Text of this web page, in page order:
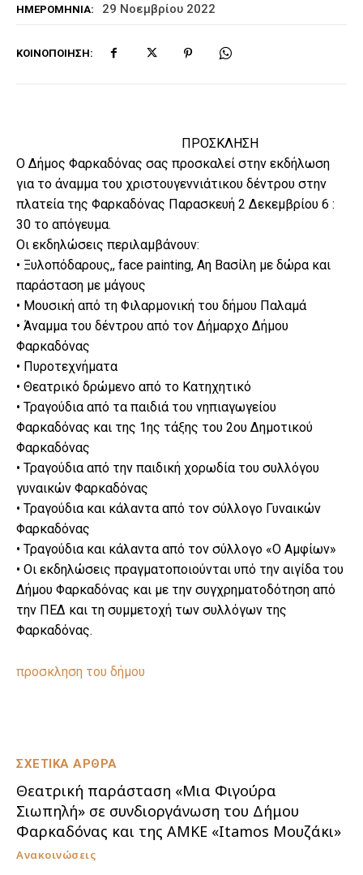
ΗΜΕΡΟΜΗΝΊΑ: 29 Νοεμβρίου 2022
ΚΟΙΝΟΠΟΊΗΣΗ:
ΣΧΕΤΙΚΑ ΑΡΘΡΑ
Θεατρική παράσταση «Μια Φιγούρα
Σιωπηλή» σε συνδιοργάνωση του Δήμου
Φαρκαδόνας και της ΑΜΚΕ «Itamos Μουζάκι»
Ανακοινώσεις
ΠΡΟΣΚΛΗΣΗ
Ο Δήμος Φαρκαδόνας σας προσκαλεί στην εκδήλωση
για το άναμμα του χριστουγεννιάτικου δέντρου στην
πλατεία της Φαρκαδόνας Παρασκευή 2 Δεκεμβρίου 6 :
30 το απόγευμα.
Οι εκδηλώσεις περιλαμβάνουν:
• Ξυλοπόδαρους,, face painting, Αη Βασίλη με δώρα και
παράσταση με μάγους
• Μουσική από τη Φιλαρμονική του δήμου Παλαμά
• Άναμμα του δέντρου από τον Δήμαρχο Δήμου
Φαρκαδόνας
• Πυροτεχνήματα
• Θεατρικό δρώμενο από το Κατηχητικό
• Τραγούδια από τα παιδιά του νηπιαγωγείου
Φαρκαδόνας και της 1ης τάξης του 2ου Δημοτικού
Φαρκαδόνας
• Τραγούδια από την παιδική χορωδία του συλλόγου
γυναικών Φαρκαδόνας
• Τραγούδια και κάλαντα από τον σύλλογο Γυναικών
Φαρκαδόνας
• Τραγούδια και κάλαντα από τον σύλλογο «Ο Αμφίων»
• Οι εκδηλώσεις πραγματοποιούνται υπό την αιγίδα του
Δήμου Φαρκαδόνας και με την συγχρηματοδότηση από
την ΠΕΔ και τη συμμετοχή των συλλόγων της
Φαρκαδόνας.
προσκληση του δήμου